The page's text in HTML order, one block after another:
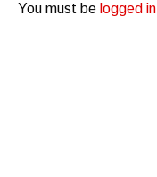
You must be logged in